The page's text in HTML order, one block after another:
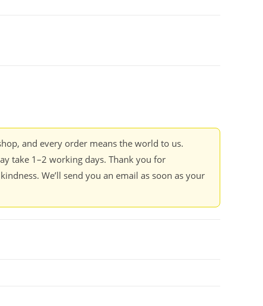
and every order means the world to us.
take 1–2 working days. Thank you for
We’ll send you an email as soon as your